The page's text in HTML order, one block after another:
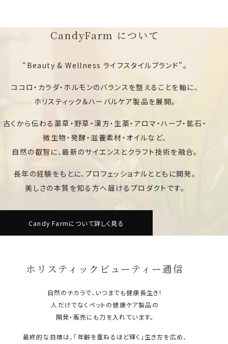
CandyFarm について
“Beauty & Wellness ライフスタイルブランド”。
ココロ・カラダ・ホルモンのバランスを整えることを軸に、
ホリスティック＆ハーバルケア製品を展開。
古くから伝わる薬草・野草・漢方・生薬・アロマ・ハーブ・鉱石・
微生物・発酵・滋養素材・オイルなど、
自然の叡智に、最新のサイエンスとクラフト技術を融合。
長年の経験をもとに、プロフェッショナルとともに開発。
美しさの本質を知る方へ届けるプロダクトです。
Candy Farmについて詳しく見る
ホリスティックビューティー通信
自然のチカラで、いつまでも健康長生き！
人だけでなくペットの健康ケア製品の
開発・販売にも力を入れています。
最終的な目標は、「年齢を重ねるほど輝く」生き方を広め、